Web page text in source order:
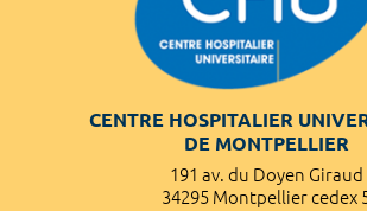
CENTRE HOSPITALIER
DE MONTPELLIER
191 av. du Doyen Giraud
34295 Montpellier cedex